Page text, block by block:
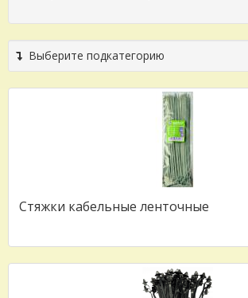
Выберите подкатегорию
Стяжки кабельные ленточные